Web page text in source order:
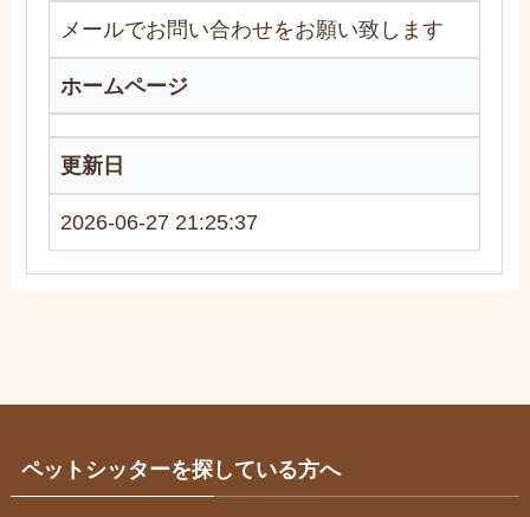
メールでお問い合わせをお願い致します
ホームページ
更新日
2026-06-27 21:25:37
ペットシッターを探している方へ